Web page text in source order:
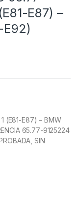
E87) –
E92)
1 (E81-E87) – BMW
65.77-9125224
SIN